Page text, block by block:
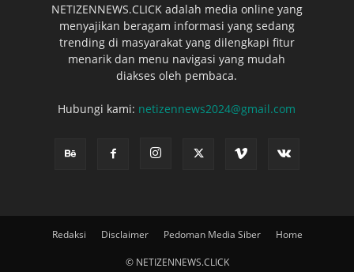
NETIZENNEWS.CLICK adalah media online yang
menyajikan beragam informasi yang sedang
trending di masyarakat yang dilengkapi fitur
menarik dan menu navigasi yang mudah
diakses oleh pembaca.
Hubungi kami: netizennews2024@gmail.com
Redaksi Disclaimer Pedoman Media Siber Home
© NETIZENNEWS.CLICK